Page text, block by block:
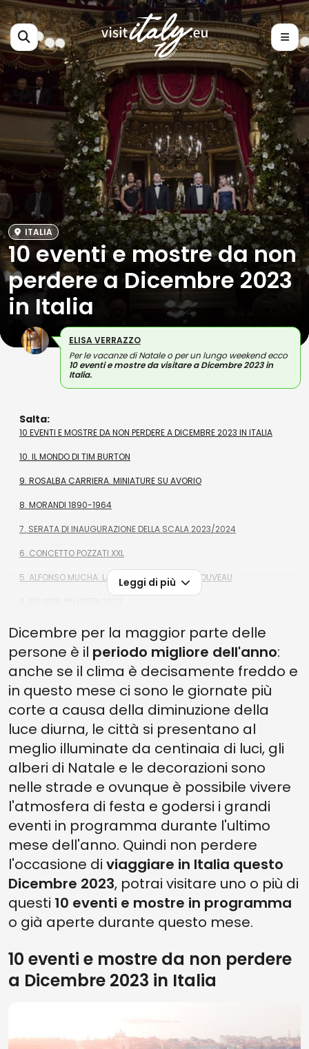
ITALIA
10 eventi e mostre da non
perdere a Dicembre 2023
in Italia
ELISA VERRAZZO
Per le vacanze di Natale o per un lungo weekend ecco
10 eventi e mostre da visitare a Dicembre 2023 in
Italia.
Salta:
10 EVENTI E MOSTRE DA NON PERDERE A DICEMBRE 2023 IN ITALIA
10. IL MONDO DI TIM BURTON
9. ROSALBA CARRIERA. MINIATURE SU AVORIO
8. MORANDI 1890-1964
7. SERATA DI INAUGURAZIONE DELLA SCALA 2023/2024
6. CONCETTO POZZATI XXL
5. ALFONSO MUCHA. LA SEDUZIONE DELL'ART NOUVEAU
3. DAL FUTURISMO ALL'ARTE VIRTUALE
2. WILLIAM KENTRIDGE. YOU WHOM I COULD NOT SAVE
1. COPPA DEL MONDO DI SCI ALPINO MASCHILE 2023/2024
EVENTI E MOSTRE IN ITALIA: SCEGLI LE TUE PROSSIME DESTINAZIONI
PER QUESTO DICEMBRE
Leggi di più
Dicembre per la maggior parte delle
persone è il periodo migliore dell'anno:
anche se il clima è decisamente freddo e
in questo mese ci sono le giornate più
corte a causa della diminuzione della
luce diurna, le città si presentano al
meglio illuminate da centinaia di luci, gli
alberi di Natale e le decorazioni sono
nelle strade e ovunque è possibile vivere
l'atmosfera di festa e godersi i grandi
eventi in programma durante l'ultimo
mese dell'anno. Quindi non perdere
l'occasione di viaggiare in Italia questo
Dicembre 2023, potrai visitare uno o più di
questi 10 eventi e mostre in programma
o già aperte durante questo mese.
10 eventi e mostre da non perdere
a Dicembre 2023 in Italia